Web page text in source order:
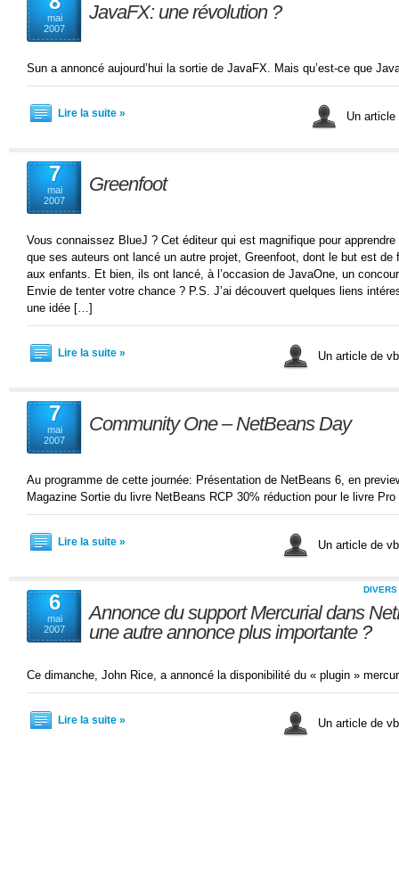
mai
2007
JavaFX: une révolution ?
Sun a annoncé aujourd’hui la sortie de JavaFX. Mais qu’est-ce que
Lire la suite » Un
7
mai
2007
Greenfoot
Vous connaissez BlueJ ? Cet éditeur qui est magnifique pour
que ses auteurs ont lancé un autre projet, Greenfoot, dont le but est de
aux enfants. Et bien, ils ont lancé, à l’occasion de JavaOne, un
Envie de tenter votre chance ? P.S. J’ai découvert quelques liens
une idée […]
Lire la suite » Un article de
7
mai
2007
Community One – NetBeans Day
Au programme de cette journée: Présentation de NetBeans 6, en
Magazine Sortie du livre NetBeans RCP 30% réduction pour le livre
Lire la suite » Un article de
6
mai
2007
DIVERS
Annonce du support Mercurial dans
une autre annonce plus importante ?
Ce dimanche, John Rice, a annoncé la disponibilité du « plugin »
Lire la suite » Un article de